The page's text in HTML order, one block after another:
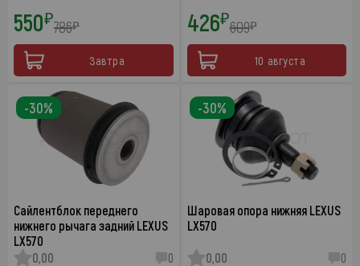
550₽786₽
Завтра
426₽609₽
10 августа
Сайлентблок переднего
нижнего рычага задний LEXUS
LX570
0,00
0
-30%
Шаровая опора нижняя LEXUS
LX570
0,00 0
-30%